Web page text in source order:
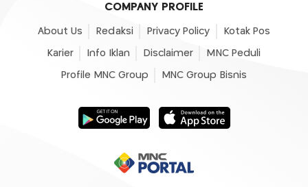
COMPANY PROFILE
About Us Redaksi Privacy Policy Kotak Pos
Karier Info Iklan Disclaimer MNC Peduli
Profile MNC Group MNC Group Bisnis